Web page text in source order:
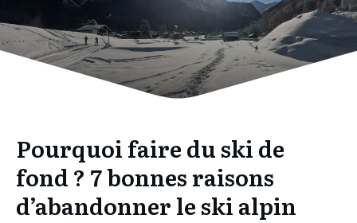
Pourquoi faire du ski de
fond ? 7 bonnes raisons
d’abandonner le ski alpin